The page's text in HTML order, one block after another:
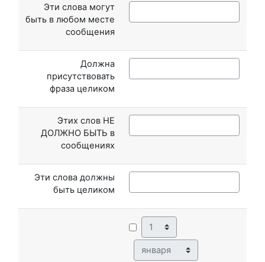
Эти слова могут
быть в любом месте
сообщения
Должна
присутствовать
фраза целиком
Этих слов НЕ
ДОЛЖНО БЫТЬ в
сообщениях
Эти слова должны
быть целиком
День